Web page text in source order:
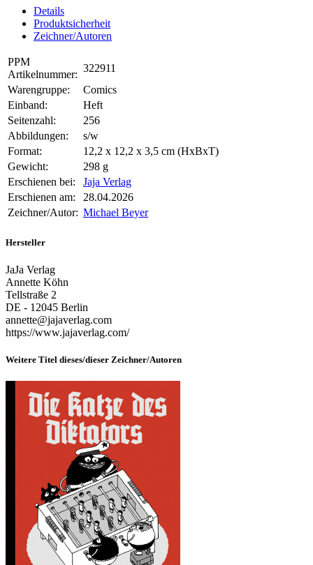
Details
Produktsicherheit
Zeichner/Autoren
PPM
Artikelnummer:
322911
Warengruppe:
Comics
Einband:
Heft
Seitenzahl:
256
Abbildungen:
s/w
Format:
12,2 x 12,2 x 3,5 cm (HxBxT)
Gewicht:
298 g
Erschienen bei:
Jaja Verlag
Erschienen am:
28.04.2026
Zeichner/Autor: Michael Beyer
Hersteller
JaJa Verlag
Annette Köhn
Tellstraße 2
DE - 12045 Berlin
annette@jajaverlag.com
https://www.jajaverlag.com/
Weitere Titel dieses/dieser Zeichner/Autoren